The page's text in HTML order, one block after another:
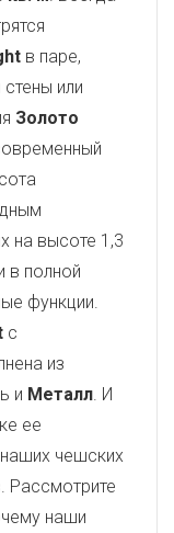
в паре,
или
Золото
на высоте 1,3
в полной
функции.
с
из
и Металл. И
ее
чешских
Рассмотрите
наши